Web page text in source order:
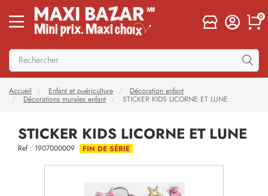
0
Accueil Enfant et puériculture
Décoration enfant
Décorations murales enfant
STICKER KIDS LICORNE ET LUNE
STICKER KIDS LICORNE ET LUNE
Ref : 1907000009 FIN DE SÉRIE